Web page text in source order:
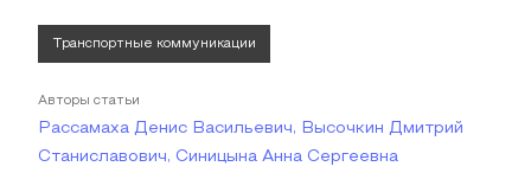
Транспортные коммуникации
Авторы статьи
Рассамаха Денис Васильевич, Высочкин Дмитрий
Станиславович, Синицына Анна Сергеевна